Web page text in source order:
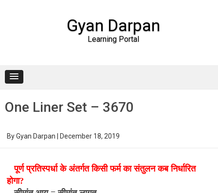
Gyan Darpan
Learning Portal
One Liner Set – 3670
ByGyan Darpan December 18, 2019
पूर्ण प्रतिस्पर्धा के अंतर्गत किसी फर्म का संतुलन कब निर्धारित
होगा?